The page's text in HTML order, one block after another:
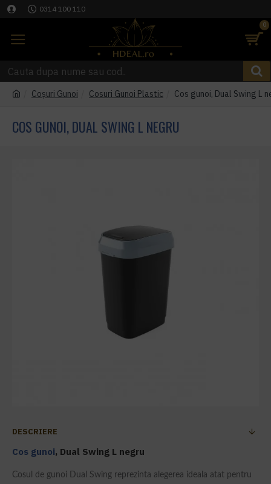
0314 100 110
0
Coşuri Gunoi Cosuri Gunoi Plastic Cos gunoi, Dual Swing L
COS GUNOI, DUAL SWING L NEGRU
DESCRIERE
Cos gunoi, Dual Swing L negru
Cosul de gunoi Dual Swing reprezinta alegerea ideala atat pentru